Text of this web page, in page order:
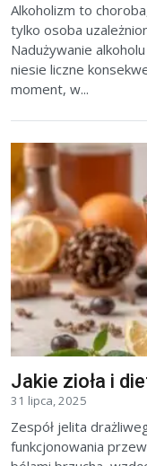
Alkoholizm to
tylko osoba
Nadużywanie
niesie liczne
moment, w...
Jakie zioła i
31 lipca, 2025
Zespół jelita
funkcjonowania